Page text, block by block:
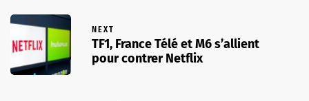
NEXT
TF1, France Télé et M6 s’allient
pour contrer Netflix